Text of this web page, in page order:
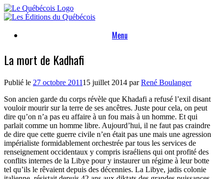
Skip
to
Menu
La mort de Kadhafi
Publié le 27 octobre 201115 juillet 2014 parRené Boulanger
Son ancien garde du corps révèle que Khadafi a refusé l’exil disant
vouloir mourir sur la terre de ses ancêtres. Juste pour cela, on peut
dire qu’on n’a pas eu affaire à un fou mais à un homme. Et qui
parlait comme un homme libre. Aujourd’hui, il ne faut pas craindre
de dire que cette guerre civile n’en était pas une mais une agression
impérialiste formidablement orchestrée par tous les services de
renseignement occidentaux y compris israéliens qui ont profité des
conflits internes de la Libye pour y instaurer un régime à leur botte
tel qu’ils le rêvaient depuis des décennies. La Libye, jadis colonie